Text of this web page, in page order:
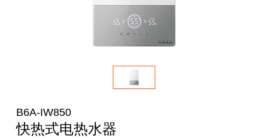
B6A-IW850
快热式电热水器